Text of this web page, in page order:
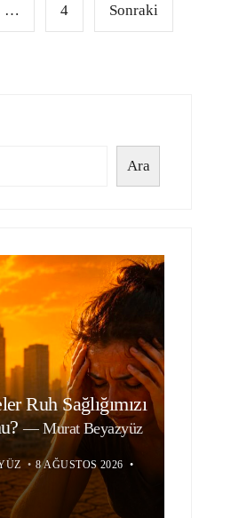
… 4 Sonraki
Ara
Ruh Sağlığımızı
—Murat Beyazyüz
• 8 AĞUSTOS 2026 •